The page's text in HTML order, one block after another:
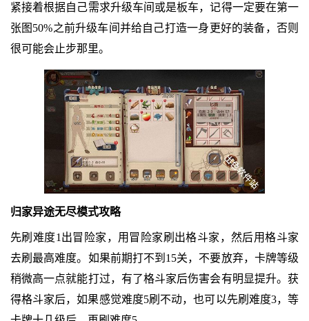
紧接着根据自己需求升级车间或是板车，记得一定要在第一
张图50%之前升级车间并给自己打造一身更好的装备，否则
很可能会止步那里。
归家异途无尽模式攻略
先刷难度1出冒险家，用冒险家刷出格斗家，然后用格斗家
去刷最高难度。如果前期打不到15关，不要放弃，卡牌等级
稍微高一点就能打过，有了格斗家后伤害会有明显提升。获
得格斗家后，如果感觉难度5刷不动，也可以先刷难度3，等